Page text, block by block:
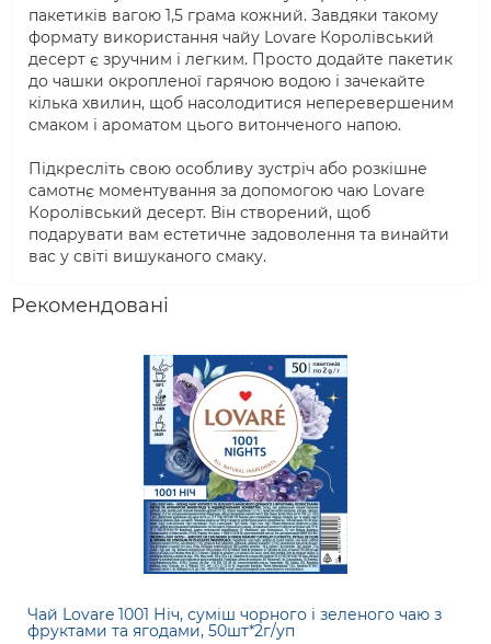
пакетиків вагою 1,5 грама кожний. Завдяки такому
формату використання чайу Lovare Королівський
десерт є зручним і легким. Просто додайте пакетик
до чашки окропленої гарячою водою і зачекайте
кілька хвилин, щоб насолодитися неперевершеним
смаком і ароматом цього витонченого напою.
Підкресліть свою особливу зустріч або розкішне
самотнє моментування за допомогою чаю Lovare
Королівський десерт. Він створений, щоб
подарувати вам естетичне задоволення та винайти
вас у світі вишуканого смаку.
Рекомендовані
Чай Lovare 1001 Ніч, суміш чорного і зеленого чаю з
фруктами та ягодами, 50шт*2г/уп